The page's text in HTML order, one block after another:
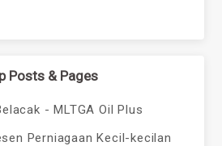
Posts & Pages
- MLTGA Oil Plus
Perniagaan Kecil-kecilan